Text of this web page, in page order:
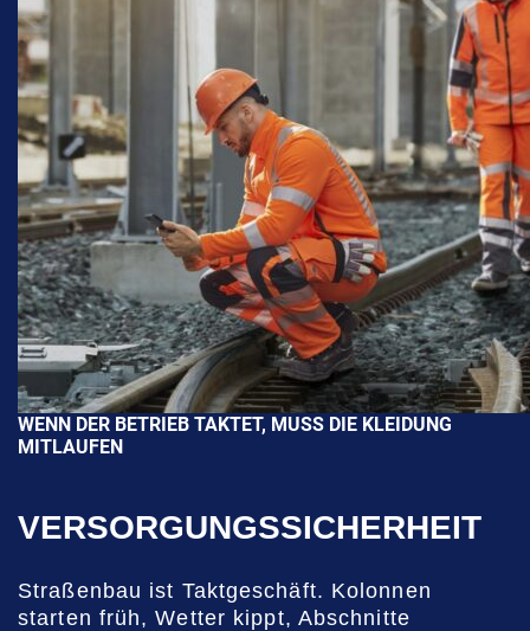
WENN DER BETRIEB TAKTET, MUSS DIE KLEIDUNG
MITLAUFEN
VERSORGUNGSSICHERHEIT
Straßenbau ist Taktgeschäft. Kolonnen
starten früh, Wetter kippt, Abschnitte